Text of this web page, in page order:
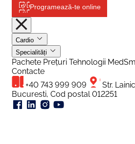
Programează-te online
Cardio
Specialități
Pachete Prețuri Tehnologii
Contacte
+40 743 999 909
Str.
Bucuresti, Cod postal 012251